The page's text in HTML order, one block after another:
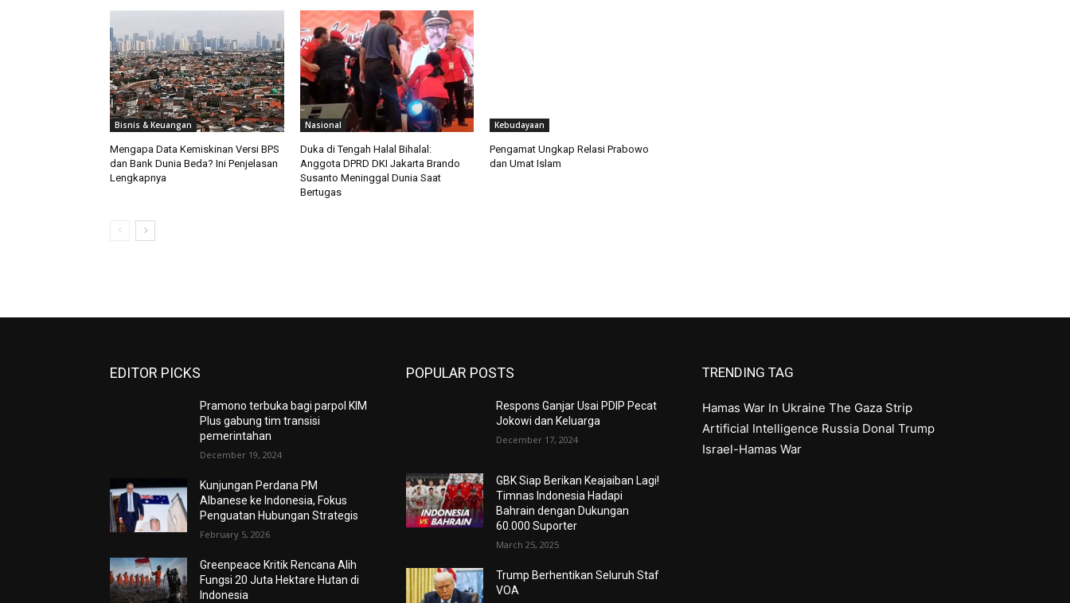
Bisnis & Keuangan
Mengapa Data Kemiskinan Versi BPS
dan Bank Dunia Beda? Ini Penjelasan
Lengkapnya
Nasional
Duka di Tengah Halal Bihalal:
Anggota DPRD DKI Jakarta Brando
Susanto Meninggal Dunia Saat
Bertugas
Kebudayaan
Pengamat Ungkap Relasi Prabowo
dan Umat Islam
EDITOR PICKS
Pramono terbuka bagi parpol KIM
Plus gabung tim transisi
pemerintahan
December 19, 2024
Kunjungan Perdana PM
Albanese ke Indonesia, Fokus
Penguatan Hubungan Strategis
February 5, 2026
Greenpeace Kritik Rencana Alih
Fungsi 20 Juta Hektare Hutan di
Indonesia
POPULAR POSTS
Respons Ganjar Usai PDIP Pecat
Jokowi dan Keluarga
December 17, 2024
GBK Siap Berikan Keajaiban Lagi!
Timnas Indonesia Hadapi
Bahrain dengan Dukungan
60.000 Suporter
March 25, 2025
Trump Berhentikan Seluruh Staf
VOA
TRENDING TAG
Hamas War In Ukraine The Gaza Strip
Artificial Intelligence Russia Donal Trump
Israel-Hamas War